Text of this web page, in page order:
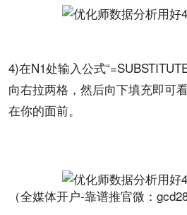
4)在N1处输入公式
向右拉两格，然后向下填充即可
在你的面前。
（全媒体开户-靠谱推官微：